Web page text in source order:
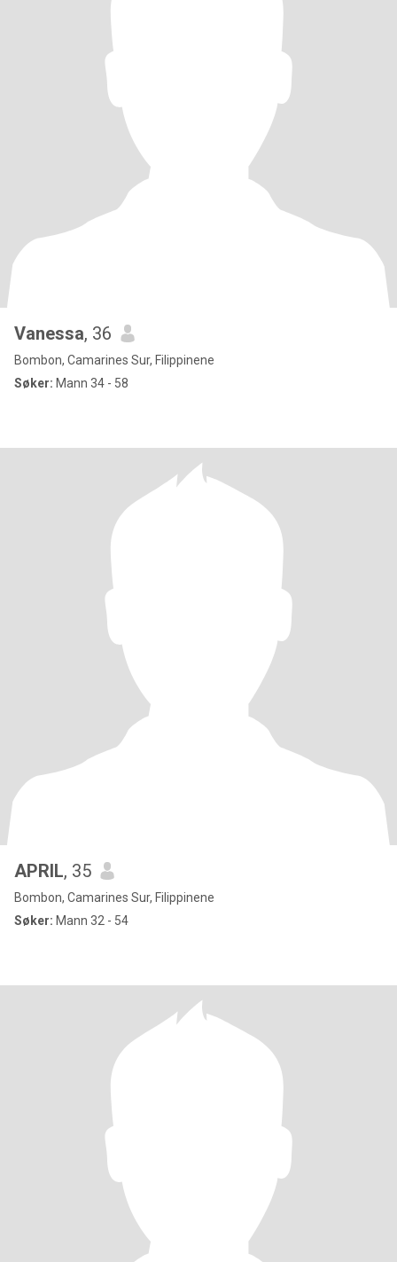
Vanessa, 36
Bombon, Camarines Sur, Filippinene
Søker: Mann 34 - 58
APRIL, 35
Bombon, Camarines Sur, Filippinene
Søker: Mann 32 - 54